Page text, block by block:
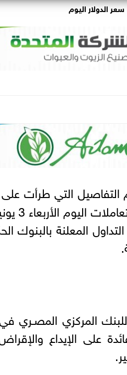
سعر الدولار اليوم
التي طرأت على
المعلنة بالبنوك
المركزي المصـري في
على الإيداع